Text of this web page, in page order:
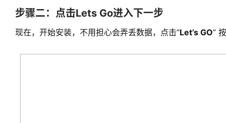
步骤二：点击Lets Go进入下一步
现在，开始安装，不用担心会弄丢数据，点击“Let’s GO”